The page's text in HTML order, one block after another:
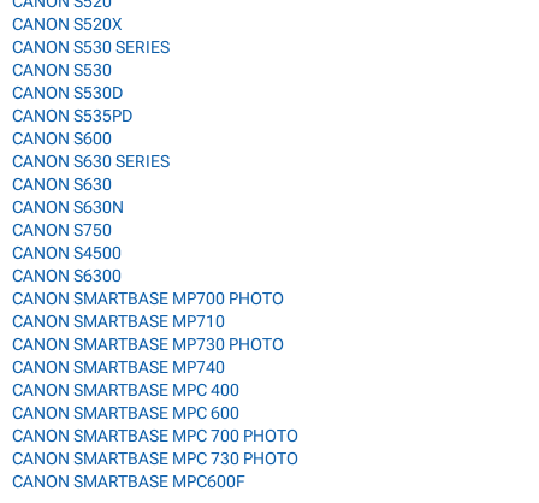
CANON S520X
CANON S530 SERIES
CANON S530
CANON S530D
CANON S535PD
CANON S600
CANON S630 SERIES
CANON S630
CANON S630N
CANON S750
CANON S4500
CANON S6300
CANON SMARTBASE MP700 PHOTO
CANON SMARTBASE MP710
CANON SMARTBASE MP730 PHOTO
CANON SMARTBASE MP740
CANON SMARTBASE MPC 400
CANON SMARTBASE MPC 600
CANON SMARTBASE MPC 700 PHOTO
CANON SMARTBASE MPC 730 PHOTO
CANON SMARTBASE MPC600F